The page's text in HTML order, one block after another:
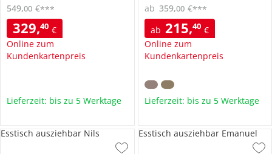
329,40 €
Online zum
Kundenkartenpreis
549,00 €***
Lieferzeit: bis zu 5 Werktage
ab 215,40 €
Online zum
Kundenkartenpreis
ab 359,00 €***
Lieferzeit: bis zu 5 Werktage
Esstisch ausziehbar Nils Esstisch ausziehbar Emanuel